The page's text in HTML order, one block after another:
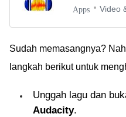
Apps Video
Sudah memasangnya?
langkah berikut untuk
Unggah lagu dan
Audacity.